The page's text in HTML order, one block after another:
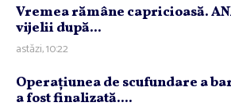
Vremea rămâne capricioasă.
vijelii după...
astăzi, 10:22
Operaţiunea de scufundare a
a fost finalizată....